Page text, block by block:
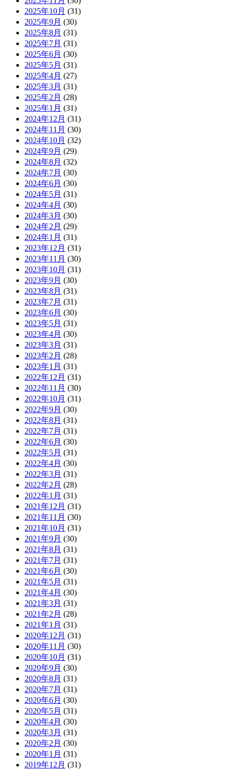
2025年10月 (31)
2025年9月 (30)
2025年8月 (31)
2025年7月 (31)
2025年6月 (30)
2025年5月 (31)
2025年4月 (27)
2025年3月 (31)
2025年2月 (28)
2025年1月 (31)
2024年12月 (31)
2024年11月 (30)
2024年10月 (32)
2024年9月 (29)
2024年8月 (32)
2024年7月 (30)
2024年6月 (30)
2024年5月 (31)
2024年4月 (30)
2024年3月 (30)
2024年2月 (29)
2024年1月 (31)
2023年12月 (31)
2023年11月 (30)
2023年10月 (31)
2023年9月 (30)
2023年8月 (31)
2023年7月 (31)
2023年6月 (30)
2023年5月 (31)
2023年4月 (30)
2023年3月 (31)
2023年2月 (28)
2023年1月 (31)
2022年12月 (31)
2022年11月 (30)
2022年10月 (31)
2022年9月 (30)
2022年8月 (31)
2022年7月 (31)
2022年6月 (30)
2022年5月 (31)
2022年4月 (30)
2022年3月 (31)
2022年2月 (28)
2022年1月 (31)
2021年12月 (31)
2021年11月 (30)
2021年10月 (31)
2021年9月 (30)
2021年8月 (31)
2021年7月 (31)
2021年6月 (30)
2021年5月 (31)
2021年4月 (30)
2021年3月 (31)
2021年2月 (28)
2021年1月 (31)
2020年12月 (31)
2020年11月 (30)
2020年10月 (31)
2020年9月 (30)
2020年8月 (31)
2020年7月 (31)
2020年6月 (30)
2020年5月 (31)
2020年4月 (30)
2020年3月 (31)
2020年2月 (30)
2020年1月 (31)
2019年12月 (31)